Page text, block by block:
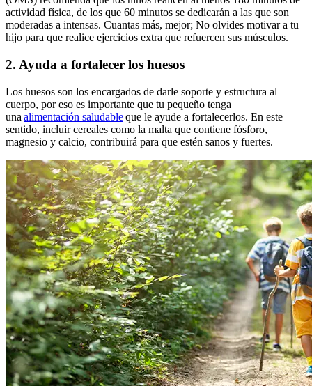
actividad física, de los que 60 minutos se dedicarán a las que son
moderadas a intensas. Cuantas más, mejor; No olvides motivar a tu
hijo para que realice ejercicios extra que refuercen sus músculos.
2. Ayuda a fortalecer los huesos
Los huesos son los encargados de darle soporte y estructura al
cuerpo, por eso es importante que tu pequeño tenga
una alimentación saludableque le ayude a fortalecerlos. En este
sentido, incluir cereales como la malta que contiene fósforo,
magnesio y calcio, contribuirá para que estén sanos y fuertes.